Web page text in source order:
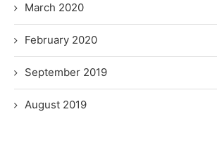
March 2020
February 2020
September 2019
August 2019